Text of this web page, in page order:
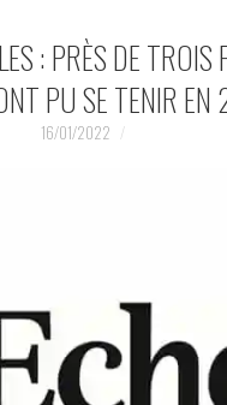
: PRÈS DE TROIS
PU SE TENIR EN
16/01/2022